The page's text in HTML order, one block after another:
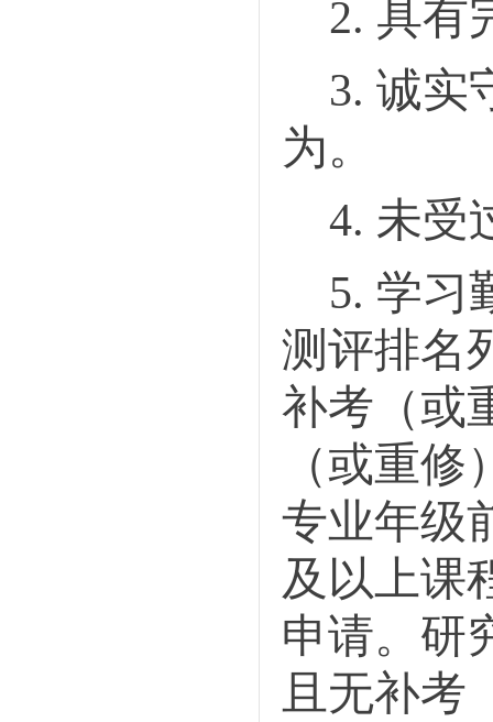
2. 具有
3. 诚实
为。
4. 未受
5. 学习
测评排名
补考（或
（或重
专业年级
及 以上课
申请。 研
且无补考